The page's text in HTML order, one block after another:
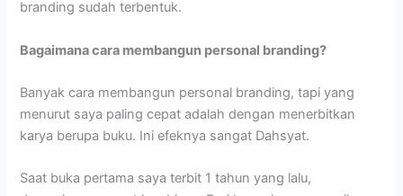
branding sudah terbentuk.
Bagaimana cara membangun personal branding?
Banyak cara membangun personal branding, tapi yang
menurut saya paling cepat adalah dengan menerbitkan
karya berupa buku. Ini efeknya sangat Dahsyat.
Saat buka pertama saya terbit 1 tahun yang lalu,